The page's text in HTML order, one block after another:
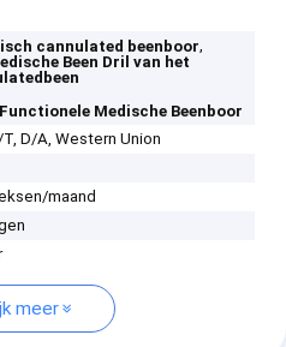
cannulated beenboor,
Been Dril van het
Medische Beenboor
D/A, Western Union
maand
meer